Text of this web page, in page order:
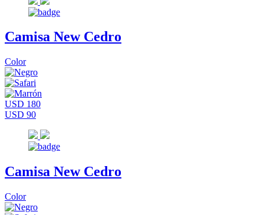
Camisa New Cedro
Color
USD 180
USD 90
Camisa New Cedro
Color